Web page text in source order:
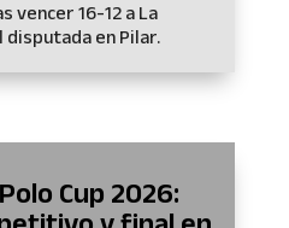
vencer 16-12 a La
disputada en Pilar.
Cup 2026: